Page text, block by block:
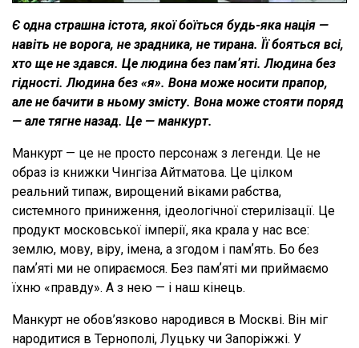
Є одна страшна істота, якої боїться будь-яка нація —
навіть не ворога, не зрадника, не тирана. Її бояться всі,
хто ще не здався. Це людина без памʼяті. Людина без
гідності. Людина без «я». Вона може носити прапор,
але не бачити в ньому змісту. Вона може стояти поряд
— але тягне назад. Це — манкурт.
Манкурт — це не просто персонаж з легенди. Це не
образ із книжки Чингіза Айтматова. Це цілком
реальний типаж, вирощений віками рабства,
системного приниження, ідеологічної стерилізації. Це
продукт московської імперії, яка крала у нас все:
землю, мову, віру, імена, а згодом і памʼять. Бо без
памʼяті ми не опираємося. Без памʼяті ми приймаємо
їхню «правду». А з нею — і наш кінець.
Манкурт не обов’язково народився в Москві. Він міг
народитися в Тернополі, Луцьку чи Запоріжжі. У